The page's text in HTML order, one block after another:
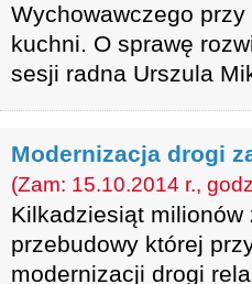
Wychowawczego
kuchni. O sprawę
sesji radna Urszula
Modernizacja drogi
(Zam: 15.10.2014 r.,
Kilkadziesiąt milionów
przebudowy której
modernizacji drogi